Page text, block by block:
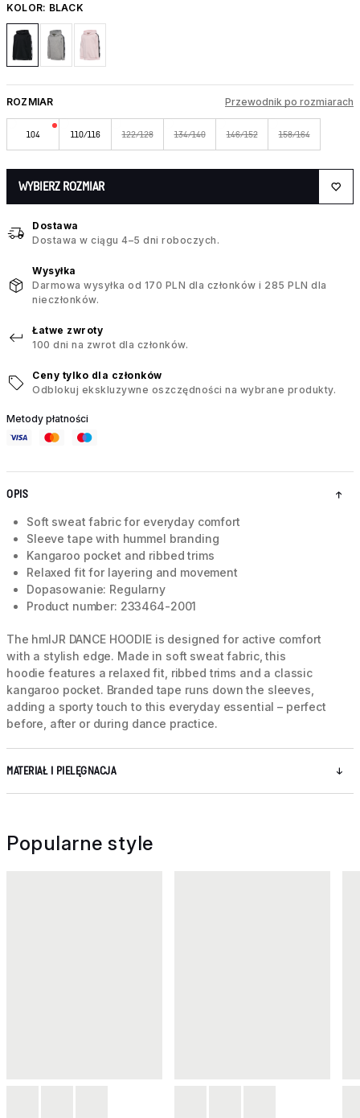
KOLOR: BLACK
ROZMIAR Przewodnik po rozmiarach
104 110/116 122/128 134/140 146/152 158/164
WYBIERZ ROZMIAR
Dostawa
Dostawa w ciągu 4–5 dni roboczych.
Wysyłka
Darmowa wysyłka od 170 PLN dla członków i 285 PLN dla
nieczłonków.
Łatwe zwroty
100 dni na zwrot dla członków.
Ceny tylko dla członków
Odblokuj ekskluzywne oszczędności na wybrane produkty.
Metody płatności
OPIS
Soft sweat fabric for everyday comfort
Sleeve tape with hummel branding
Kangaroo pocket and ribbed trims
Relaxed fit for layering and movement
Dopasowanie: Regularny
Product number: 233464-2001
The hmlJR DANCE HOODIE is designed for active comfort
with a stylish edge. Made in soft sweat fabric, this
hoodie features a relaxed fit, ribbed trims and a classic
kangaroo pocket. Branded tape runs down the sleeves,
adding a sporty touch to this everyday essential – perfect
before, after or during dance practice.
MATERIAŁ I PIELĘGNACJA
Popularne style